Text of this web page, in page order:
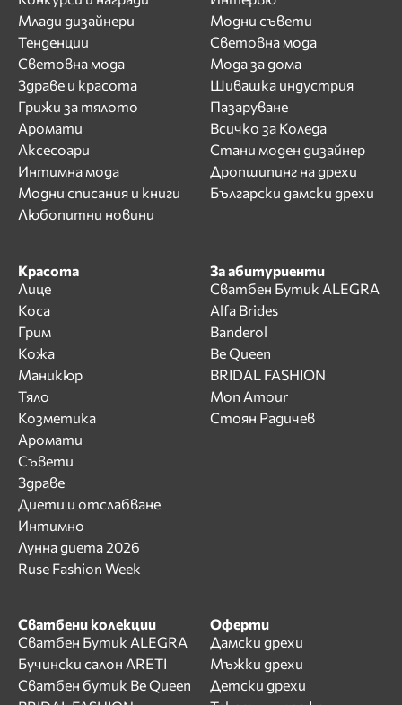
Млади дизайнери
Тенденции
Световна мода
Здраве и красота
Грижи за тялото
Аромати
Аксесоари
Интимна мода
Модни списания и книги
Любопитни новини
Модни съвети
Световна мода
Мода за дома
Шивашка индустрия
Пазаруване
Всичко за Коледа
Стани моден дизайнер
Дропшипинг на дрехи
Български дамски дрехи
Красота
Лице
Коса
Грим
Кожа
Маникюр
Тяло
Козметика
Аромати
Съвети
Здраве
Диети и отслабване
Интимно
Лунна диета 2026
Ruse Fashion Week
За абитуриенти
Сватбен Бутик ALEGRA
Alfa Brides
Banderol
Be Queen
BRIDAL FASHION
Mon Amour
Стоян Радичев
Сватбени колекции
Сватбен Бутик ALEGRA
Бучински салон ARETI
Сватбен бутик Be Queen
Оферти
Дамски дрехи
Мъжки дрехи
Детски дрехи